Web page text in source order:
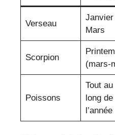
Verseau
Janvier
Mars
Scorpion
(mars-
Poissons
Tout au
long de
l’année